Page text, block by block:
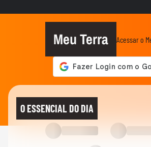
SC registra ao menos
temperaturas negativas;
Papagaio sobrevive por
escombros de prédio e
Vazão das Cataratas
Meu Terra Acessar o
O ESSENCIAL DO DIA